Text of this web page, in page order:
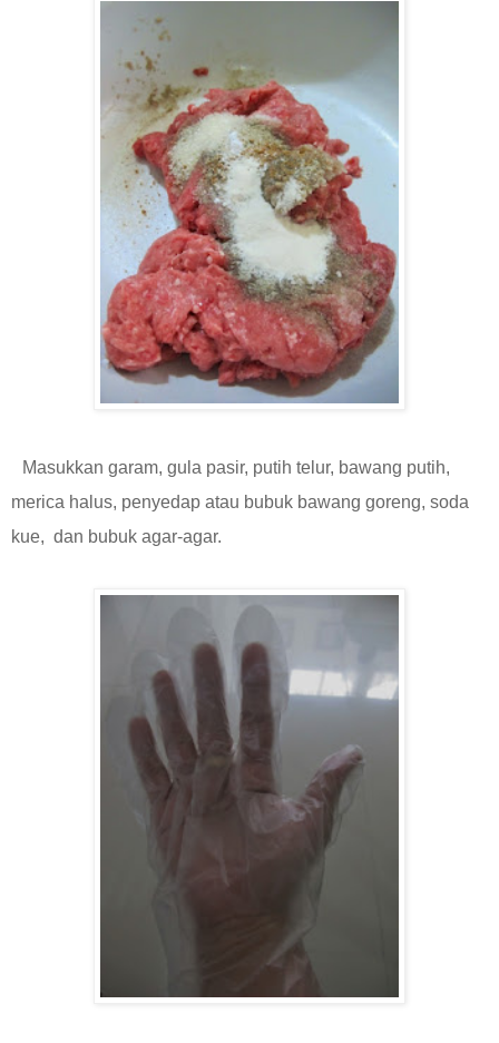
Masukkan garam, gula pasir, putih telur, bawang putih,
merica halus, penyedap atau bubuk bawang goreng, soda
kue, dan bubuk agar-agar.